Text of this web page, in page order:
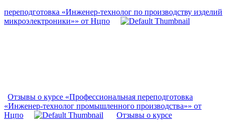
переподготовка «Инженер-технолог по производству изделий
микроэлектроники»» от Нцпо
Отзывы о курсе «Профессиональная переподготовка
«Инженер-технолог промышленного производства»» от
Нцпо
Отзывы о курсе